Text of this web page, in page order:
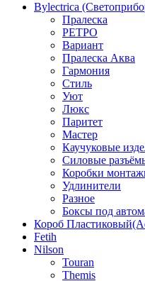
Bylectrica
Пралеска
РЕТРО
Вариант
Пралеска Аква
Гармония
Стиль
Уют
Люкс
Паритет
Мастер
Каучуковые
Силовые
Коробки
Удлинители
Разное
Боксы под
Короб
Fetih
Nilson
Touran
Themis